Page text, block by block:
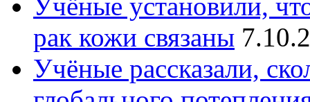
рак кожи связаны
Учёные рассказали,